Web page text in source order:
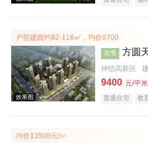
效果图
户型建面约82-116㎡，均价9700
在售 方圆
仲恺高新区
9400 元/平米
普通住宅 教
均价13500元/㎡